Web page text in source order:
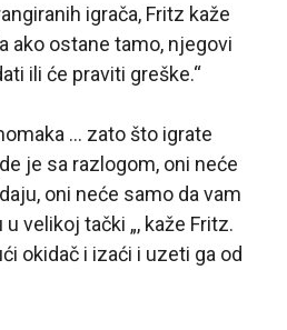
igrača, Fritz kaže
ako ostane tamo, njegovi
ili će praviti greške.“
… zato što igrate
je sa razlogom, oni neće
oni neće samo da vam
velikoj tački „, kaže Fritz.
okidač i izaći i uzeti ga od